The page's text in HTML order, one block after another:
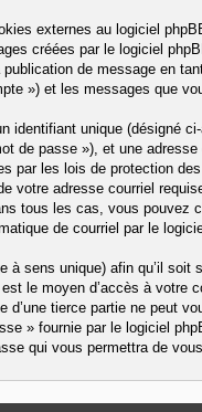
externes au logiciel
créées par le logiciel
de message en
») et les messages que
identifiant unique (désigné
de passe »), et une
par les lois de protection
votre adresse courriel
tous les cas, vous pouvez
de courriel par le
à sens unique) afin qu’il
le moyen d’accès à
d’une tierce partie ne peut
» fournie par le logiciel
qui vous permettra de